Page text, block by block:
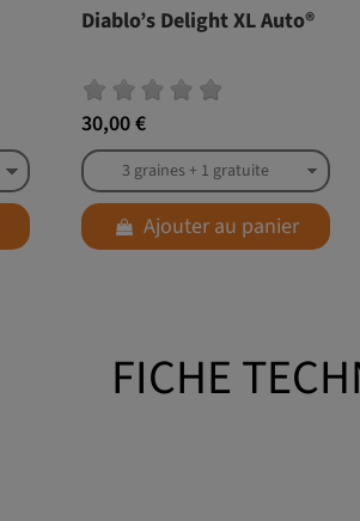
Diablo’s Delight XL Auto®
30,00 €
Ajouter au panier
FICHE